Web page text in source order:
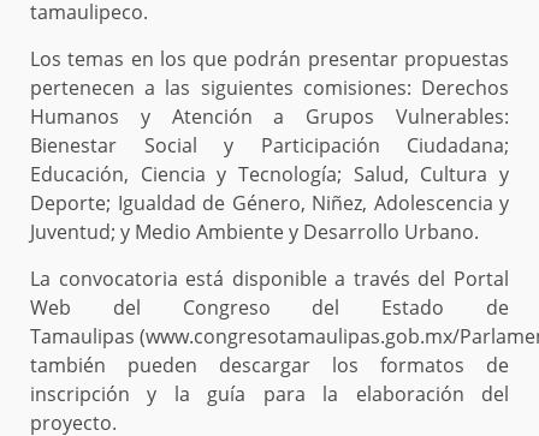
tamaulipeco.
Los temas en los que podrán presentar propuestas
pertenecen a las siguientes comisiones: Derechos
Humanos y Atención a Grupos Vulnerables:
Bienestar Social y Participación Ciudadana;
Educación, Ciencia y Tecnología; Salud, Cultura y
Deporte; Igualdad de Género, Niñez, Adolescencia y
Juventud; y Medio Ambiente y Desarrollo Urbano.
La convocatoria está disponible a través del Portal
Web del Congreso del Estado de
Tamaulipas (www.congresotamaulipas.gob.mx/
también pueden descargar los formatos de
inscripción y la guía para la elaboración del
proyecto.